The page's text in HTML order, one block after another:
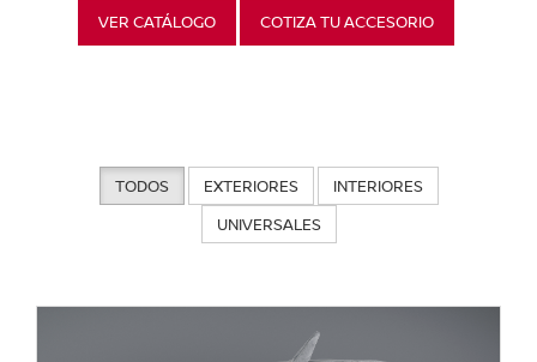
VER CATÁLOGO COTIZA TU ACCESORIO
TODOS EXTERIORES
INTERIORES
UNIVERSALES